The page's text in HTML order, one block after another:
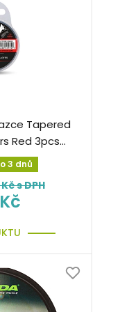
Tapered
Red 3pcs
3 dnů
s DPH